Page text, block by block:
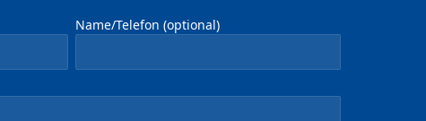
Name/Telefon (optional)